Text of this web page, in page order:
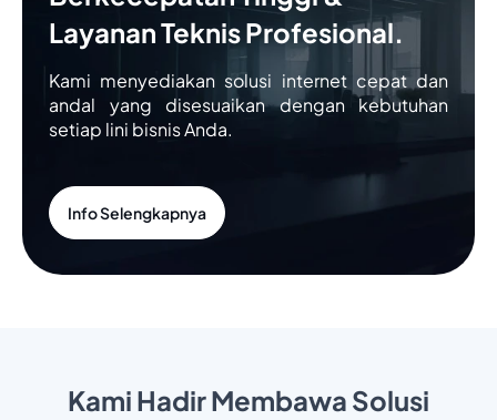
Layanan Teknis Profesional.
Kami menyediakan solusi internet cepat dan
andal yang disesuaikan dengan kebutuhan
setiap lini bisnis Anda.
Info Selengkapnya
Kami Hadir Membawa Solusi